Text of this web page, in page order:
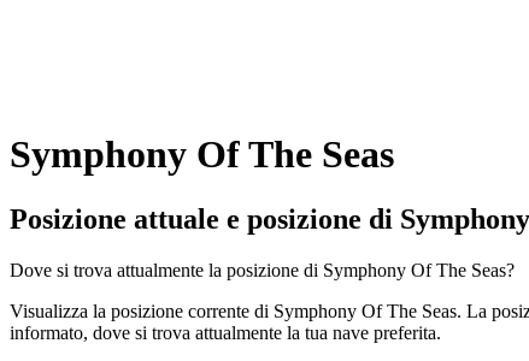
Symphony Of The Seas
Posizione attuale e posizione di
Dove si trova attualmente la posizione di Symphony Of The Seas?
Visualizza la posizione corrente di Symphony Of The Seas. La
informato, dove si trova attualmente la tua nave preferita.